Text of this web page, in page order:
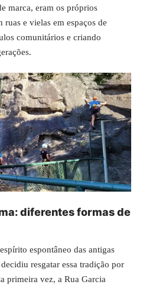
marca, eram os próprios
e vielas em espaços de
comunitários e criando
diferentes formas de
espontâneo das antigas
resgatar essa tradição por
primeira vez, a Rua Garcia